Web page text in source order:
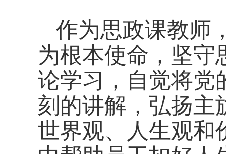
作为思政课教师
为根本使命，坚守
论学习，自觉将党
刻的讲解，弘扬主
世界观、人生观和